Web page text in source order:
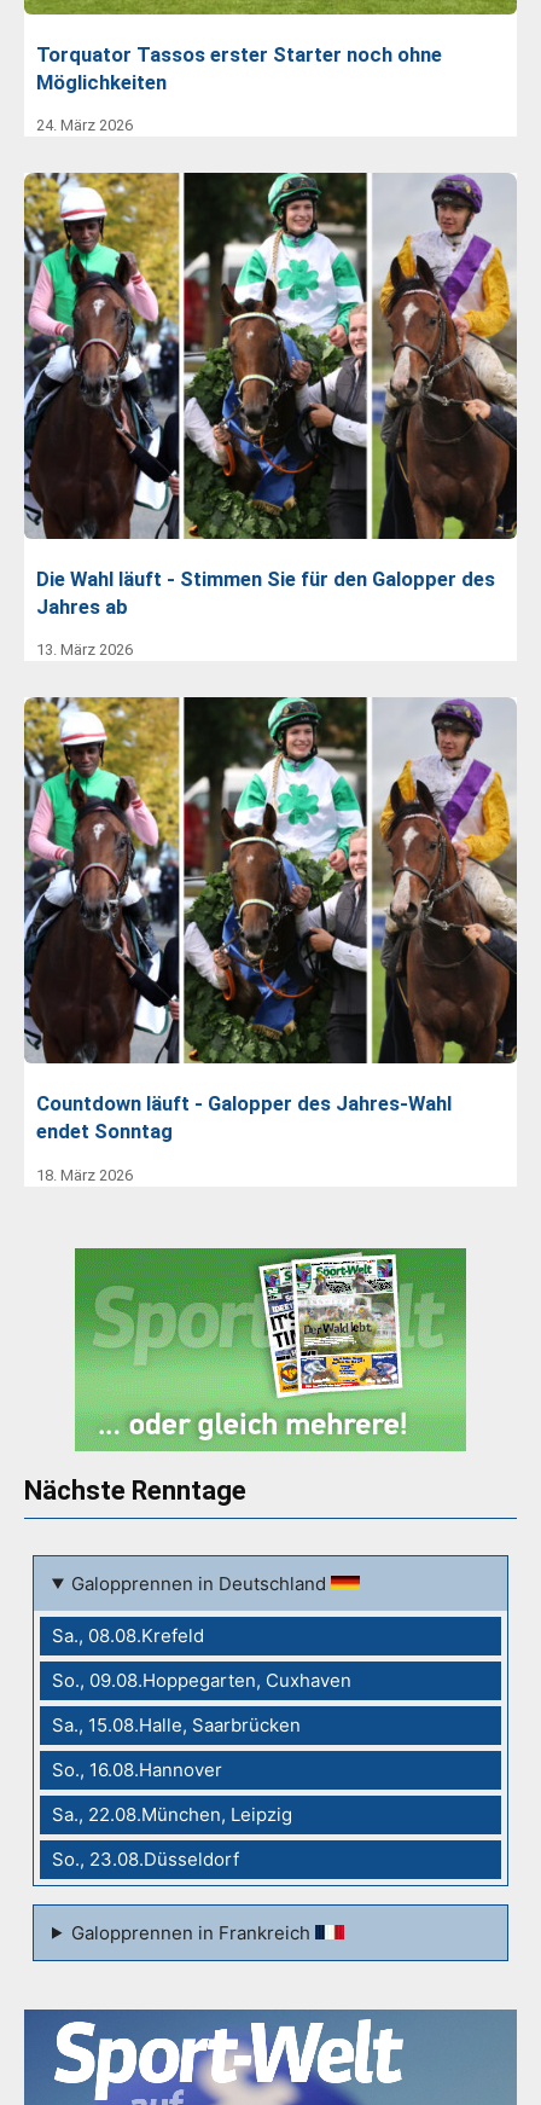
Torquator Tassos erster Starter noch ohne
Möglichkeiten
24. März 2026
Die Wahl läuft - Stimmen Sie für den Galopper des
Jahres ab
13. März 2026
Countdown läuft - Galopper des Jahres-Wahl
endet Sonntag
18. März 2026
Nächste Renntage
Galopprennen in Deutschland
Sa., 08.08.Krefeld
So., 09.08.Hoppegarten, Cuxhaven
Sa., 15.08.Halle, Saarbrücken
So., 16.08.Hannover
Sa., 22.08.München, Leipzig
So., 23.08.Düsseldorf
Galopprennen in Frankreich